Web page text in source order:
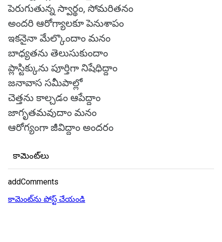
పెరుగుతున్న స్వార్థం, సోమరితనం
అందరి ఆరోగ్యాలకూ పెనుశాపం
ఇకనైనా మేల్కొందాం మనం
బాధ్యతను తెలుసుకుందాం
ప్లాస్టిక్కును పూర్తిగా నిషేధిద్దాం
జనావాస సమీపాల్లో
చెత్తను కాల్చడం ఆపేద్దాం
జాగృతమవుదాం మనం
ఆరోగ్యంగా జీవిద్దాం అందరం
కామెంట్‌లు
addComments
కామెంట్‌ను పోస్ట్ చేయండి